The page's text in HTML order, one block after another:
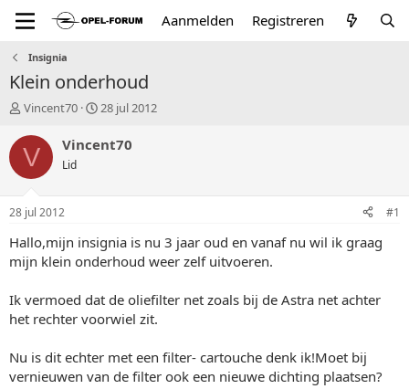
Aanmelden Registreren
Insignia
Klein onderhoud
T
p
i
t
a
r
t
e
Vincent70
S
a
u
m
28 jul 2012
V Vincent70
Lid
28 jul 2012 #1
Hallo,mijn insignia is nu 3 jaar oud en vanaf nu wil ik graag
mijn klein onderhoud weer zelf uitvoeren.
Ik vermoed dat de oliefilter net zoals bij de Astra net achter
het rechter voorwiel zit.
Nu is dit echter met een filter- cartouche denk ik!Moet bij
vernieuwen van de filter ook een nieuwe dichting plaatsen?